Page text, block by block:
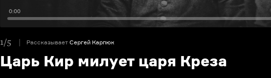
0:00
1/5 Рассказывает Сергей Карпюк
Царь Кир милует царя Креза